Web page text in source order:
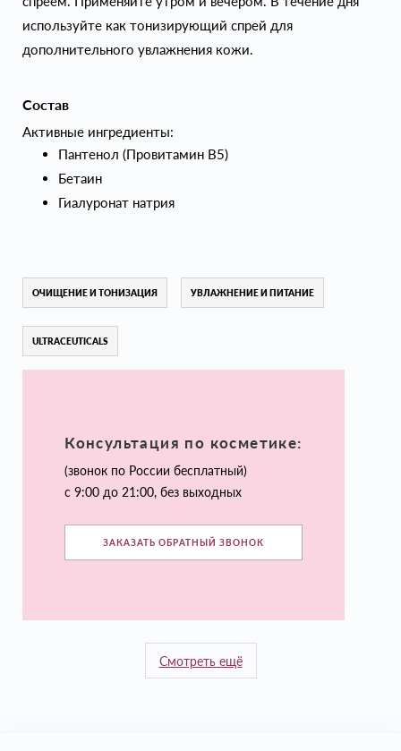
используйте как тонизирующий спрей для
дополнительного увлажнения кожи.
Состав
Активные ингредиенты:
Пантенол (Провитамин B5)
Бетаин
Гиалуронат натрия
ОЧИЩЕНИЕ И ТОНИЗАЦИЯ УВЛАЖНЕНИЕ И ПИТАНИЕ
ULTRACEUTICALS
Консультация по косметике:
(звонок по России бесплатный)
с 9:00 до 21:00, без выходных
ЗАКАЗАТЬ ОБРАТНЫЙ ЗВОНОК
Смотреть ещё